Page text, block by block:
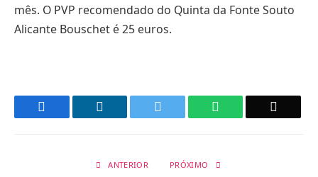
mês. O PVP recomendado do Quinta da Fonte Souto
Alicante Bouschet é 25 euros.
WhatsApp
ANTERIOR PRÓXIMO